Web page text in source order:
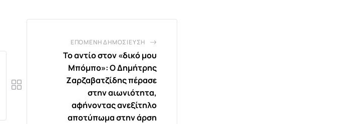
ΕΠΌΜΕΝΗ ΔΗΜΟΣΊΕΥΣΗ
Το αντίο στον «δικό μου
Μπόμπο»: Ο Δημήτρης
Ζαρζαβατζίδης πέρασε
στην αιωνιότητα,
αφήνοντας ανεξίτηλο
αποτύπωμα στην άρση